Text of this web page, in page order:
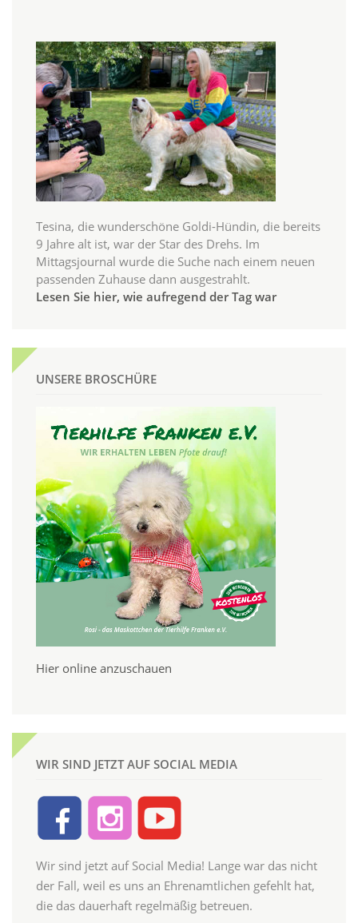
Tesina, die wunderschöne Goldi-Hündin, die bereits
9 Jahre alt ist, war der Star des Drehs. Im
Mittagsjournal wurde die Suche nach einem neuen
passenden Zuhause dann ausgestrahlt.
Lesen Sie hier, wie aufregend der Tag war
UNSERE BROSCHÜRE
Hier online anzuschauen
WIR SIND JETZT AUF SOCIAL MEDIA
Wir sind jetzt auf Social Media! Lange war das nicht
der Fall, weil es uns an Ehrenamtlichen gefehlt hat,
die das dauerhaft regelmäßig betreuen.